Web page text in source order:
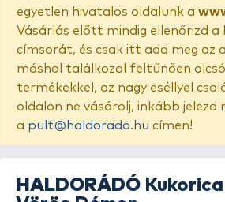
egyetlen hivatalos oldalunk a
Vásárlás előtt mindig ellenőrizd a
címsorát, és csak itt add meg az
máshol találkozol feltűnően
termékekkel, az nagy eséllyel
oldalon ne vásárolj, inkább jelezd
a pult@haldorado.hu címen!
HALDORÁDÓ